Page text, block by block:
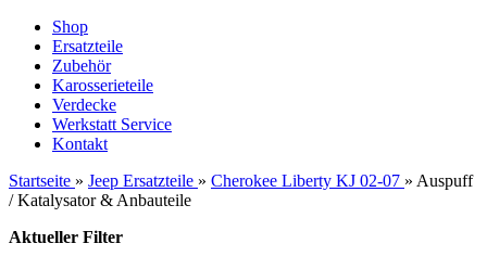
Shop
Ersatzteile
Zubehör
Karosserieteile
Verdecke
Werkstatt Service
Kontakt
Startseite » Jeep Ersatzteile » Cherokee Liberty KJ 02-07 » Auspuff
/ Katalysator & Anbauteile
Aktueller Filter